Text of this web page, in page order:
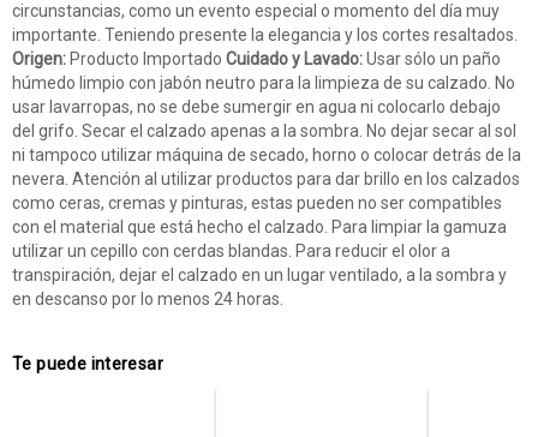
circunstancias, como un evento especial o momento del día muy
importante. Teniendo presente la elegancia y los cortes resaltados.
Origen: Producto Importado Cuidado y Lavado:Usar sólo un paño
húmedo limpio con jabón neutro para la limpieza de su calzado. No
usar lavarropas, no se debe sumergir en agua ni colocarlo debajo
del grifo. Secar el calzado apenas a la sombra. No dejar secar al sol
ni tampoco utilizar máquina de secado, horno o colocar detrás de la
nevera. Atención al utilizar productos para dar brillo en los calzados
como ceras, cremas y pinturas, estas pueden no ser compatibles
con el material que está hecho el calzado. Para limpiar la gamuza
utilizar un cepillo con cerdas blandas. Para reducir el olor a
transpiración, dejar el calzado en un lugar ventilado, a la sombra y
en descanso por lo menos 24 horas.
Te puede interesar